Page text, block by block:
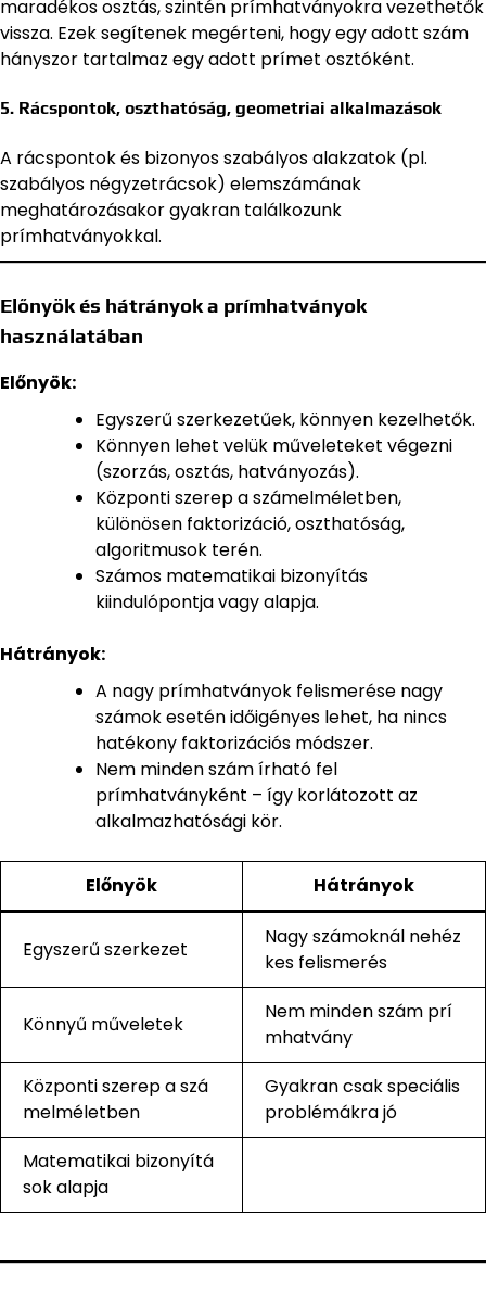
maradékos osztás, szintén prímhatványokra vezethetők
vissza. Ezek segítenek megérteni, hogy egy adott szám
hányszor tartalmaz egy adott prímet osztóként.
5. Rácspontok, oszthatóság, geometriai alkalmazások
A rácspontok és bizonyos szabályos alakzatok (pl.
szabályos négyzetrácsok) elemszámának
meghatározásakor gyakran találkozunk
prímhatványokkal.
Előnyök és hátrányok a prímhatványok
használatában
Előnyök:
Egyszerű szerkezetűek, könnyen kezelhetők.
Könnyen lehet velük műveleteket végezni
(szorzás, osztás, hatványozás).
Központi szerep a számelméletben,
különösen faktorizáció, oszthatóság,
algoritmusok terén.
Számos matematikai bizonyítás
kiindulópontja vagy alapja.
Hátrányok:
A nagy prímhatványok felismerése nagy
számok esetén időigényes lehet, ha nincs
hatékony faktorizációs módszer.
Nem minden szám írható fel
prímhatványként – így korlátozott az
alkalmazhatósági kör.
Előnyök Hátrányok
Egyszerű szerkezet
Nagy számoknál nehéz
kes felismerés
Könnyű műveletek
Nem minden szám prí
mhatvány
Központi szerep a szá
melméletben
Gyakran csak speciális
problémákra jó
Matematikai bizonyítá
sok alapja